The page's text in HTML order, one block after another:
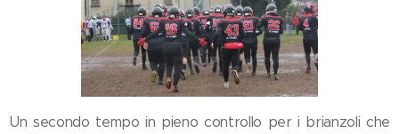
Un secondo tempo in pieno controllo per i brianzoli che